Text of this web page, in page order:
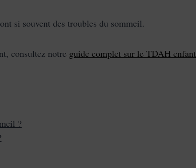
si souvent des troubles du sommeil.
consultez notre guide complet sur le TDAH enfant
?